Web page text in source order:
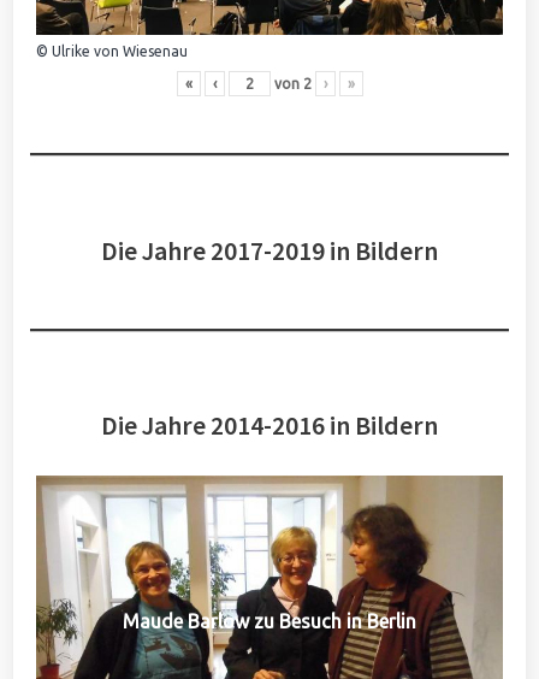
© Ulrike von Wiesenau
« ‹ von 2 › »
Die Jahre 2017-2019 in Bildern
Die Jahre 2014-2016 in Bildern
Maude Barlow zu Besuch in Berlin